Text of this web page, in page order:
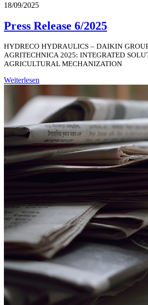
18/09/2025
Press Release 6/2025
HYDRECO HYDRAULICS – DAIKIN
AGRITECHNICA 2025: INTEGRATED
AGRICULTURAL MECHANIZATION
Weiterlesen